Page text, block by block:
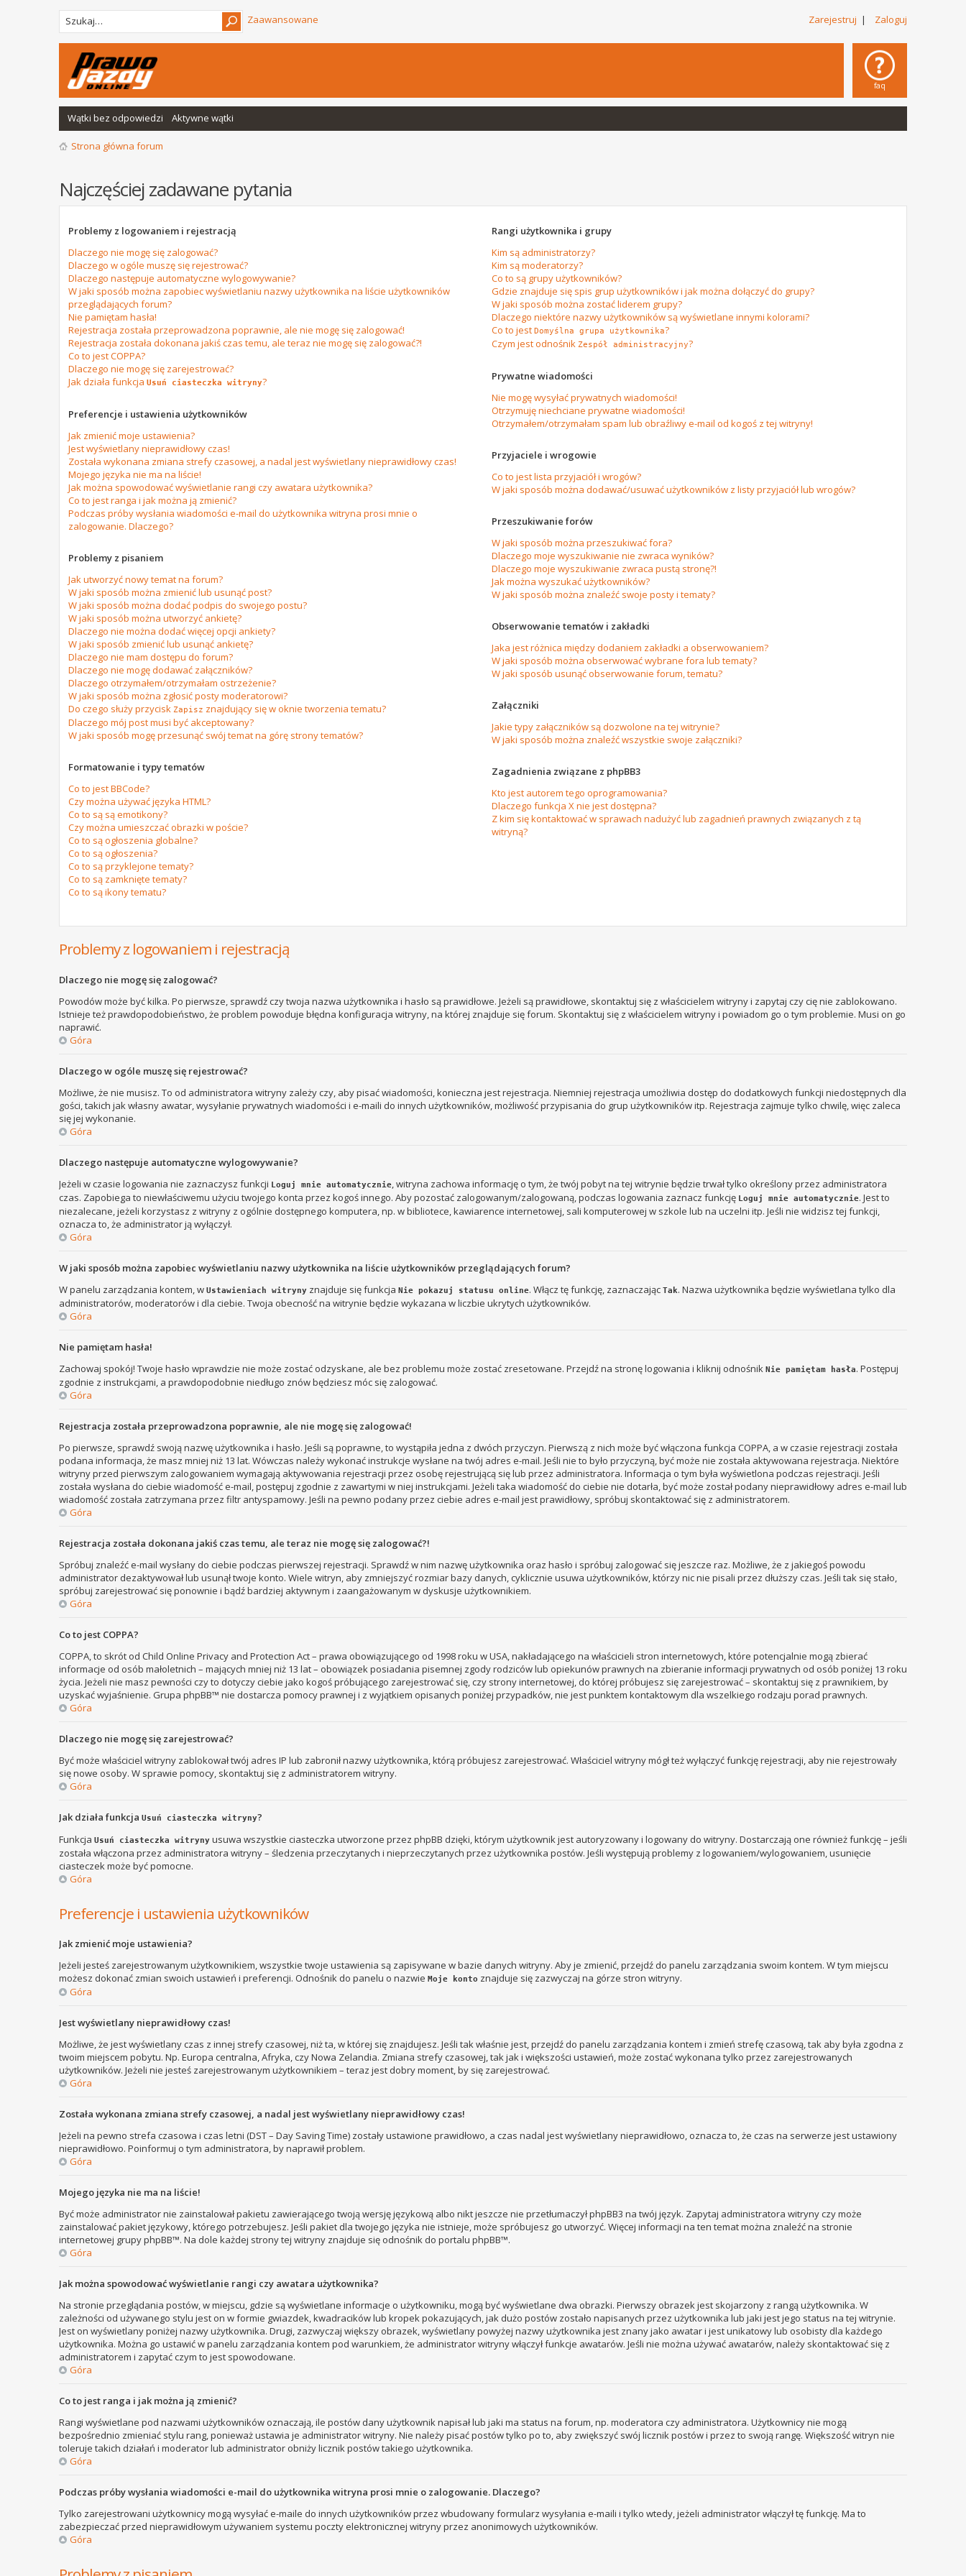
Zarejestruj | Zaloguj
Zaawansowane
faq
Wątki bez odpowiedzi Aktywne wątki
Strona główna forum
Najczęściej zadawane pytania
Problemy z logowaniem i rejestracją
Dlaczego nie mogę się zalogować?
Dlaczego w ogóle muszę się rejestrować?
Dlaczego następuje automatyczne wylogowywanie?
W jaki sposób można zapobiec wyświetlaniu nazwy użytkownika na liście użytkowników
przeglądających forum?
Nie pamiętam hasła!
Rejestracja została przeprowadzona poprawnie, ale nie mogę się zalogować!
Rejestracja została dokonana jakiś czas temu, ale teraz nie mogę się zalogować?!
Co to jest COPPA?
Dlaczego nie mogę się zarejestrować?
Jak działa funkcja Usuń ciasteczka witryny?
Preferencje i ustawienia użytkowników
Jak zmienić moje ustawienia?
Jest wyświetlany nieprawidłowy czas!
Została wykonana zmiana strefy czasowej, a nadal jest wyświetlany nieprawidłowy czas!
Mojego języka nie ma na liście!
Jak można spowodować wyświetlanie rangi czy awatara użytkownika?
Co to jest ranga i jak można ją zmienić?
Podczas próby wysłania wiadomości e-mail do użytkownika witryna prosi mnie o
zalogowanie. Dlaczego?
Problemy z pisaniem
Jak utworzyć nowy temat na forum?
W jaki sposób można zmienić lub usunąć post?
W jaki sposób można dodać podpis do swojego postu?
W jaki sposób można utworzyć ankietę?
Dlaczego nie można dodać więcej opcji ankiety?
W jaki sposób zmienić lub usunąć ankietę?
Dlaczego nie mam dostępu do forum?
Dlaczego nie mogę dodawać załączników?
Dlaczego otrzymałem/otrzymałam ostrzeżenie?
W jaki sposób można zgłosić posty moderatorowi?
Do czego służy przycisk Zapisz znajdujący się w oknie tworzenia tematu?
Dlaczego mój post musi być akceptowany?
W jaki sposób mogę przesunąć swój temat na górę strony tematów?
Formatowanie i typy tematów
Co to jest BBCode?
Czy można używać języka HTML?
Co to są są emotikony?
Czy można umieszczać obrazki w poście?
Co to są ogłoszenia globalne?
Co to są ogłoszenia?
Co to są przyklejone tematy?
Co to są zamknięte tematy?
Co to są ikony tematu?
Rangi użytkownika i grupy
Kim są administratorzy?
Kim są moderatorzy?
Co to są grupy użytkowników?
Gdzie znajduje się spis grup użytkowników i jak można dołączyć do grupy?
W jaki sposób można zostać liderem grupy?
Dlaczego niektóre nazwy użytkowników są wyświetlane innymi kolorami?
Co to jest Domyślna grupa użytkownika?
Czym jest odnośnik Zespół administracyjny?
Prywatne wiadomości
Nie mogę wysyłać prywatnych wiadomości!
Otrzymuję niechciane prywatne wiadomości!
Otrzymałem/otrzymałam spam lub obraźliwy e-mail od kogoś z tej witryny!
Przyjaciele i wrogowie
Co to jest lista przyjaciół i wrogów?
W jaki sposób można dodawać/usuwać użytkowników z listy przyjaciół lub wrogów?
Przeszukiwanie forów
W jaki sposób można przeszukiwać fora?
Dlaczego moje wyszukiwanie nie zwraca wyników?
Dlaczego moje wyszukiwanie zwraca pustą stronę?!
Jak można wyszukać użytkowników?
W jaki sposób można znaleźć swoje posty i tematy?
Obserwowanie tematów i zakładki
Jaka jest różnica między dodaniem zakładki a obserwowaniem?
W jaki sposób można obserwować wybrane fora lub tematy?
W jaki sposób usunąć obserwowanie forum, tematu?
Załączniki
Jakie typy załączników są dozwolone na tej witrynie?
W jaki sposób można znaleźć wszystkie swoje załączniki?
Zagadnienia związane z phpBB3
Kto jest autorem tego oprogramowania?
Dlaczego funkcja X nie jest dostępna?
Z kim się kontaktować w sprawach nadużyć lub zagadnień prawnych związanych z tą
witryną?
Problemy z logowaniem i rejestracją
Dlaczego nie mogę się zalogować?
Powodów może być kilka. Po pierwsze, sprawdź czy twoja nazwa użytkownika i hasło są prawidłowe. Jeżeli są prawidłowe, skontaktuj się z właścicielem witryny i zapytaj czy cię nie zablokowano.
Istnieje też prawdopodobieństwo, że problem powoduje błędna konfiguracja witryny, na której znajduje się forum. Skontaktuj się z właścicielem witryny i powiadom go o tym problemie. Musi on go
naprawić.
Góra
Dlaczego w ogóle muszę się rejestrować?
Możliwe, że nie musisz. To od administratora witryny zależy czy, aby pisać wiadomości, konieczna jest rejestracja. Niemniej rejestracja umożliwia dostęp do dodatkowych funkcji niedostępnych dla
gości, takich jak własny awatar, wysyłanie prywatnych wiadomości i e-maili do innych użytkowników, możliwość przypisania do grup użytkowników itp. Rejestracja zajmuje tylko chwilę, więc zaleca
się jej wykonanie.
Góra
Dlaczego następuje automatyczne wylogowywanie?
Jeżeli w czasie logowania nie zaznaczysz funkcji Loguj mnie automatycznie, witryna zachowa informację o tym, że twój pobyt na tej witrynie będzie trwał tylko określony przez administratora
czas. Zapobiega to niewłaściwemu użyciu twojego konta przez kogoś innego. Aby pozostać zalogowanym/zalogowaną, podczas logowania zaznacz funkcję Loguj mnie automatycznie. Jest to
niezalecane, jeżeli korzystasz z witryny z ogólnie dostępnego komputera, np. w bibliotece, kawiarence internetowej, sali komputerowej w szkole lub na uczelni itp. Jeśli nie widzisz tej funkcji,
oznacza to, że administrator ją wyłączył.
Góra
W jaki sposób można zapobiec wyświetlaniu nazwy użytkownika na liście użytkowników przeglądających forum?
W panelu zarządzania kontem, w Ustawieniach witryny znajduje się funkcja Nie pokazuj statusu online. Włącz tę funkcję, zaznaczając Tak. Nazwa użytkownika będzie wyświetlana tylko dla
administratorów, moderatorów i dla ciebie. Twoja obecność na witrynie będzie wykazana w liczbie ukrytych użytkowników.
Góra
Nie pamiętam hasła!
Zachowaj spokój! Twoje hasło wprawdzie nie może zostać odzyskane, ale bez problemu może zostać zresetowane. Przejdź na stronę logowania i kliknij odnośnik Nie pamiętam hasła. Postępuj
zgodnie z instrukcjami, a prawdopodobnie niedługo znów będziesz móc się zalogować.
Góra
Rejestracja została przeprowadzona poprawnie, ale nie mogę się zalogować!
Po pierwsze, sprawdź swoją nazwę użytkownika i hasło. Jeśli są poprawne, to wystąpiła jedna z dwóch przyczyn. Pierwszą z nich może być włączona funkcja COPPA, a w czasie rejestracji została
podana informacja, że masz mniej niż 13 lat. Wówczas należy wykonać instrukcje wysłane na twój adres e-mail. Jeśli nie to było przyczyną, być może nie została aktywowana rejestracja. Niektóre
witryny przed pierwszym zalogowaniem wymagają aktywowania rejestracji przez osobę rejestrującą się lub przez administratora. Informacja o tym była wyświetlona podczas rejestracji. Jeśli
została wysłana do ciebie wiadomość e-mail, postępuj zgodnie z zawartymi w niej instrukcjami. Jeżeli taka wiadomość do ciebie nie dotarła, być może został podany nieprawidłowy adres e-mail lub
wiadomość została zatrzymana przez filtr antyspamowy. Jeśli na pewno podany przez ciebie adres e-mail jest prawidłowy, spróbuj skontaktować się z administratorem.
Góra
Rejestracja została dokonana jakiś czas temu, ale teraz nie mogę się zalogować?!
Spróbuj znaleźć e-mail wysłany do ciebie podczas pierwszej rejestracji. Sprawdź w nim nazwę użytkownika oraz hasło i spróbuj zalogować się jeszcze raz. Możliwe, że z jakiegoś powodu
administrator dezaktywował lub usunął twoje konto. Wiele witryn, aby zmniejszyć rozmiar bazy danych, cyklicznie usuwa użytkowników, którzy nic nie pisali przez dłuższy czas. Jeśli tak się stało,
spróbuj zarejestrować się ponownie i bądź bardziej aktywnym i zaangażowanym w dyskusje użytkownikiem.
Góra
Co to jest COPPA?
COPPA, to skrót od Child Online Privacy and Protection Act – prawa obowiązującego od 1998 roku w USA, nakładającego na właścicieli stron internetowych, które potencjalnie mogą zbierać
informacje od osób małoletnich – mających mniej niż 13 lat – obowiązek posiadania pisemnej zgody rodziców lub opiekunów prawnych na zbieranie informacji prywatnych od osób poniżej 13 roku
życia. Jeżeli nie masz pewności czy to dotyczy ciebie jako kogoś próbującego zarejestrować się, czy strony internetowej, do której próbujesz się zarejestrować – skontaktuj się z prawnikiem, by
uzyskać wyjaśnienie. Grupa phpBB™ nie dostarcza pomocy prawnej i z wyjątkiem opisanych poniżej przypadków, nie jest punktem kontaktowym dla wszelkiego rodzaju porad prawnych.
Góra
Dlaczego nie mogę się zarejestrować?
Być może właściciel witryny zablokował twój adres IP lub zabronił nazwy użytkownika, którą próbujesz zarejestrować. Właściciel witryny mógł też wyłączyć funkcję rejestracji, aby nie rejestrowały
się nowe osoby. W sprawie pomocy, skontaktuj się z administratorem witryny.
Góra
Jak działa funkcja Usuń ciasteczka witryny?
Funkcja Usuń ciasteczka witryny usuwa wszystkie ciasteczka utworzone przez phpBB dzięki, którym użytkownik jest autoryzowany i logowany do witryny. Dostarczają one również funkcję – jeśli
została włączona przez administratora witryny – śledzenia przeczytanych i nieprzeczytanych przez użytkownika postów. Jeśli występują problemy z logowaniem/wylogowaniem, usunięcie
ciasteczek może być pomocne.
Góra
Preferencje i ustawienia użytkowników
Jak zmienić moje ustawienia?
Jeżeli jesteś zarejestrowanym użytkownikiem, wszystkie twoje ustawienia są zapisywane w bazie danych witryny. Aby je zmienić, przejdź do panelu zarządzania swoim kontem. W tym miejscu
możesz dokonać zmian swoich ustawień i preferencji. Odnośnik do panelu o nazwie Moje konto znajduje się zazwyczaj na górze stron witryny.
Góra
Jest wyświetlany nieprawidłowy czas!
Możliwe, że jest wyświetlany czas z innej strefy czasowej, niż ta, w której się znajdujesz. Jeśli tak właśnie jest, przejdź do panelu zarządzania kontem i zmień strefę czasową, tak aby była zgodna z
twoim miejscem pobytu. Np. Europa centralna, Afryka, czy Nowa Zelandia. Zmiana strefy czasowej, tak jak i większości ustawień, może zostać wykonana tylko przez zarejestrowanych
użytkowników. Jeżeli nie jesteś zarejestrowanym użytkownikiem – teraz jest dobry moment, by się zarejestrować.
Góra
Została wykonana zmiana strefy czasowej, a nadal jest wyświetlany nieprawidłowy czas!
Jeżeli na pewno strefa czasowa i czas letni (DST – Day Saving Time) zostały ustawione prawidłowo, a czas nadal jest wyświetlany nieprawidłowo, oznacza to, że czas na serwerze jest ustawiony
nieprawidłowo. Poinformuj o tym administratora, by naprawił problem.
Góra
Mojego języka nie ma na liście!
Być może administrator nie zainstalował pakietu zawierającego twoją wersję językową albo nikt jeszcze nie przetłumaczył phpBB3 na twój język. Zapytaj administratora witryny czy może
zainstalować pakiet językowy, którego potrzebujesz. Jeśli pakiet dla twojego języka nie istnieje, może spróbujesz go utworzyć. Więcej informacji na ten temat można znaleźć na stronie
internetowej grupy phpBB™. Na dole każdej strony tej witryny znajduje się odnośnik do portalu phpBB™.
Góra
Jak można spowodować wyświetlanie rangi czy awatara użytkownika?
Na stronie przeglądania postów, w miejscu, gdzie są wyświetlane informacje o użytkowniku, mogą być wyświetlane dwa obrazki. Pierwszy obrazek jest skojarzony z rangą użytkownika. W
zależności od używanego stylu jest on w formie gwiazdek, kwadracików lub kropek pokazujących, jak dużo postów zostało napisanych przez użytkownika lub jaki jest jego status na tej witrynie.
Jest on wyświetlany poniżej nazwy użytkownika. Drugi, zazwyczaj większy obrazek, wyświetlany powyżej nazwy użytkownika jest znany jako awatar i jest unikatowy lub osobisty dla każdego
użytkownika. Można go ustawić w panelu zarządzania kontem pod warunkiem, że administrator witryny włączył funkcje awatarów. Jeśli nie można używać awatarów, należy skontaktować się z
administratorem i zapytać czym to jest spowodowane.
Góra
Co to jest ranga i jak można ją zmienić?
Rangi wyświetlane pod nazwami użytkowników oznaczają, ile postów dany użytkownik napisał lub jaki ma status na forum, np. moderatora czy administratora. Użytkownicy nie mogą
bezpośrednio zmieniać stylu rang, ponieważ ustawia je administrator witryny. Nie należy pisać postów tylko po to, aby zwiększyć swój licznik postów i przez to swoją rangę. Większość witryn nie
toleruje takich działań i moderator lub administrator obniży licznik postów takiego użytkownika.
Góra
Podczas próby wysłania wiadomości e-mail do użytkownika witryna prosi mnie o zalogowanie. Dlaczego?
Tylko zarejestrowani użytkownicy mogą wysyłać e-maile do innych użytkowników przez wbudowany formularz wysyłania e-maili i tylko wtedy, jeżeli administrator włączył tę funkcję. Ma to
zabezpieczać przed nieprawidłowym używaniem systemu poczty elektronicznej witryny przez anonimowych użytkowników.
Góra